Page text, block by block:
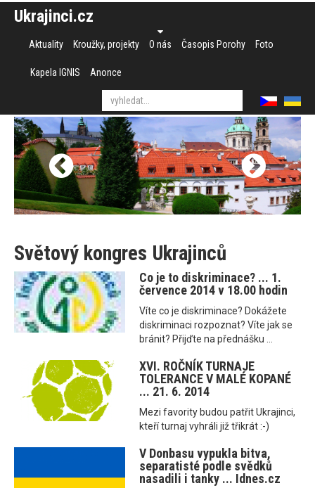
Ukrajinci.cz
Aktuality Kroužky, projekty O nás Časopis Porohy Foto
Kapela IGNIS Anonce
Světový kongres Ukrajinců
Co je to diskriminace? ... 1.
července 2014 v 18.00 hodin
Víte co je diskriminace? Dokážete
diskriminaci rozpoznat? Víte jak se
bránit? Přijďte na přednášku ...
XVI. ROČNÍK TURNAJE
TOLERANCE V MALÉ KOPANÉ
... 21. 6. 2014
Mezi favority budou patřit Ukrajinci,
kteří turnaj vyhráli již třikrát :-)
V Donbasu vypukla bitva,
separatisté podle svědků
nasadili i tanky ... Idnes.cz